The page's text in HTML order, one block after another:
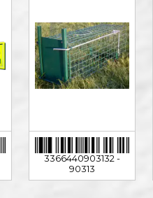
3366440903132 -
90313